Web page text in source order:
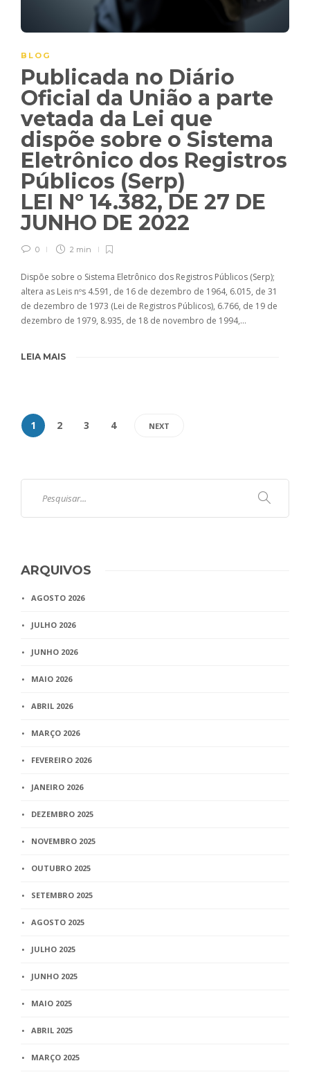
BLOG
Publicada no Diário
Oficial da União a parte
vetada da Lei que
dispõe sobre o Sistema
Eletrônico dos Registros
Públicos (Serp)
LEI Nº 14.382, DE 27 DE
JUNHO DE 2022
0 2 min
Dispõe sobre o Sistema Eletrônico dos Registros Públicos (Serp);
altera as Leis nºs 4.591, de 16 de dezembro de 1964, 6.015, de 31
de dezembro de 1973 (Lei de Registros Públicos), 6.766, de 19 de
dezembro de 1979, 8.935, de 18 de novembro de 1994,…
LEIA MAIS
1 2 3 4 NEXT
ARQUIVOS
AGOSTO 2026
JULHO 2026
JUNHO 2026
MAIO 2026
ABRIL 2026
MARÇO 2026
FEVEREIRO 2026
JANEIRO 2026
DEZEMBRO 2025
NOVEMBRO 2025
OUTUBRO 2025
SETEMBRO 2025
AGOSTO 2025
JULHO 2025
JUNHO 2025
MAIO 2025
ABRIL 2025
MARÇO 2025